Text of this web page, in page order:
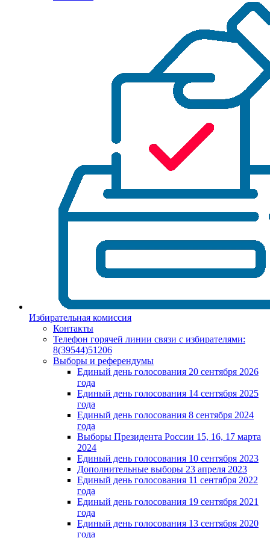
Избирательная комиссия
Контакты
Телефон горячей линии связи с избирателями:
8(39544)51206
Выборы и референдумы
Единый день голосования 20 сентября 2026
года
Единый день голосования 14 сентября 2025
года
Единый день голосования 8 сентября 2024
года
Выборы Президента России 15, 16, 17 марта
2024
Единый день голосования 10 сентября 2023
Дополнительные выборы 23 апреля 2023
Единый день голосования 11 сентября 2022
года
Единый день голосования 19 сентября 2021
года
Единый день голосования 13 сентября 2020
года